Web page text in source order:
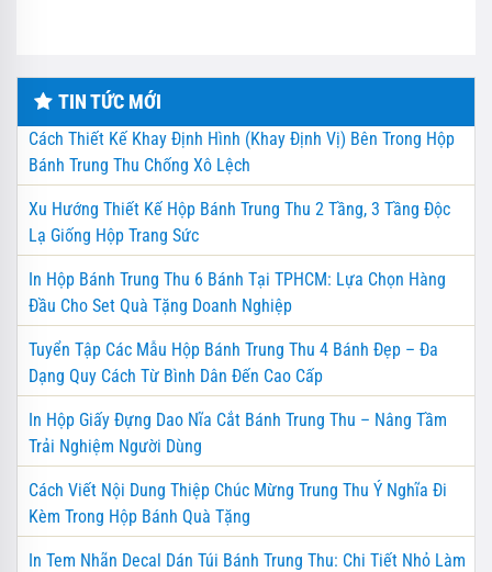
TIN TỨC MỚI
Cách Thiết Kế Khay Định Hình (Khay Định Vị) Bên Trong Hộp
Bánh Trung Thu Chống Xô Lệch
Xu Hướng Thiết Kế Hộp Bánh Trung Thu 2 Tầng, 3 Tầng Độc
Lạ Giống Hộp Trang Sức
In Hộp Bánh Trung Thu 6 Bánh Tại TPHCM: Lựa Chọn Hàng
Đầu Cho Set Quà Tặng Doanh Nghiệp
Tuyển Tập Các Mẫu Hộp Bánh Trung Thu 4 Bánh Đẹp – Đa
Dạng Quy Cách Từ Bình Dân Đến Cao Cấp
In Hộp Giấy Đựng Dao Nĩa Cắt Bánh Trung Thu – Nâng Tầm
Trải Nghiệm Người Dùng
Cách Viết Nội Dung Thiệp Chúc Mừng Trung Thu Ý Nghĩa Đi
Kèm Trong Hộp Bánh Quà Tặng
In Tem Nhãn Decal Dán Túi Bánh Trung Thu: Chi Tiết Nhỏ Làm